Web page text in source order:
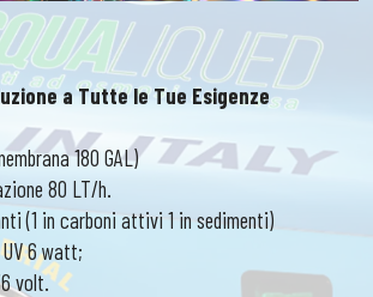
a Tutte le Tue Esigenze
180 GAL)
80 LT/h.
(1 in carboni attivi 1 in sedimenti)
6 watt;
volt.